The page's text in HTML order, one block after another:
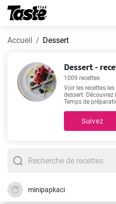
Accueil Dessert
Dessert -
1009 recettes
Voir les recettes
dessert. Découvrez
Temps de
obtiendrez en
d'ingrédients. Les
coup d’oeil et les
Suivez
minipapkaci